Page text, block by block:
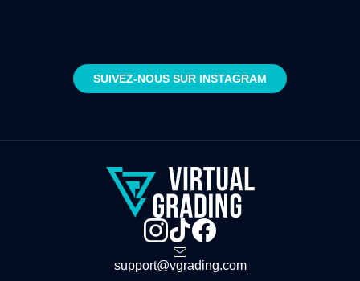
SUIVEZ-NOUS SUR INSTAGRAM
support@vgrading.com